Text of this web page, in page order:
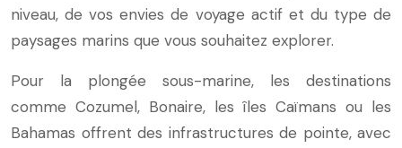
niveau, de vos envies de voyage actif et du type de
paysages marins que vous souhaitez explorer.
Pour la plongée sous-marine, les destinations
comme Cozumel, Bonaire, les îles Caïmans ou les
Bahamas offrent des infrastructures de pointe, avec